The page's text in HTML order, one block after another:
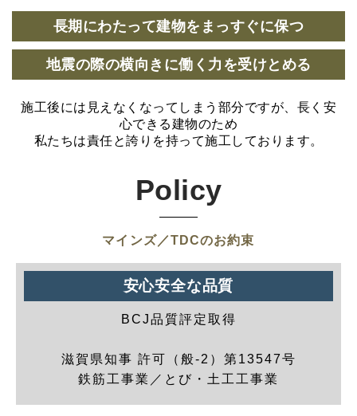
長期にわたって建物をまっすぐに保つ
地震の際の横向きに働く力を受けとめる
施工後には見えなくなってしまう部分ですが、長く安
心できる建物のため
私たちは責任と誇りを持って施工しております。
Policy
マインズ／TDCのお約束
安心安全な品質
BCJ品質評定取得
滋賀県知事 許可（般-2）第13547号
鉄筋工事業／とび・土工工事業